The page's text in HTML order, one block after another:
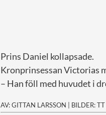
Prins Daniel kollapsade.
Kronprinsessan Victorias
– Han föll med huvudet i
AV: GITTAN LARSSON | BILDER: TT